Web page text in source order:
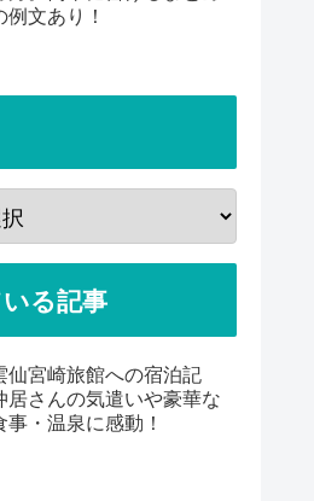
例文あり！
る記事
仙宮崎旅館への宿泊記
居さんの気遣いや豪華な
事・温泉に感動！